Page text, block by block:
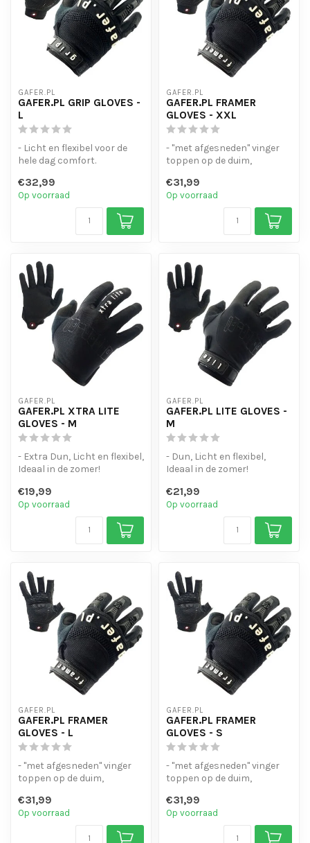
GAFER.PL
GAFER.PL GRIP GLOVES -
L
- Licht en flexibel voor de
hele dag comfort.
vinger to...
€32,99
Op voorraad
GAFER.PL
GAFER.PL FRAMER
GLOVES - XXL
- "met afgesneden" vinger
toppen op de duim,
- Lich...
€31,99
Op voorraad
GAFER.PL
GAFER.PL XTRA LITE
GLOVES - M
- Extra Dun, Licht en flexibel,
Ideaal in de zomer!
vin...
€19,99
Op voorraad
GAFER.PL
GAFER.PL LITE GLOVES -
M
- Dun, Licht en flexibel,
Ideaal in de zomer!
vinger to...
€21,99
Op voorraad
GAFER.PL
GAFER.PL FRAMER
GLOVES - L
- "met afgesneden" vinger
toppen op de duim,
- Lich...
€31,99
Op voorraad
GAFER.PL
GAFER.PL FRAMER
GLOVES - S
- "met afgesneden" vinger
toppen op de duim,
- Lich...
€31,99
Op voorraad